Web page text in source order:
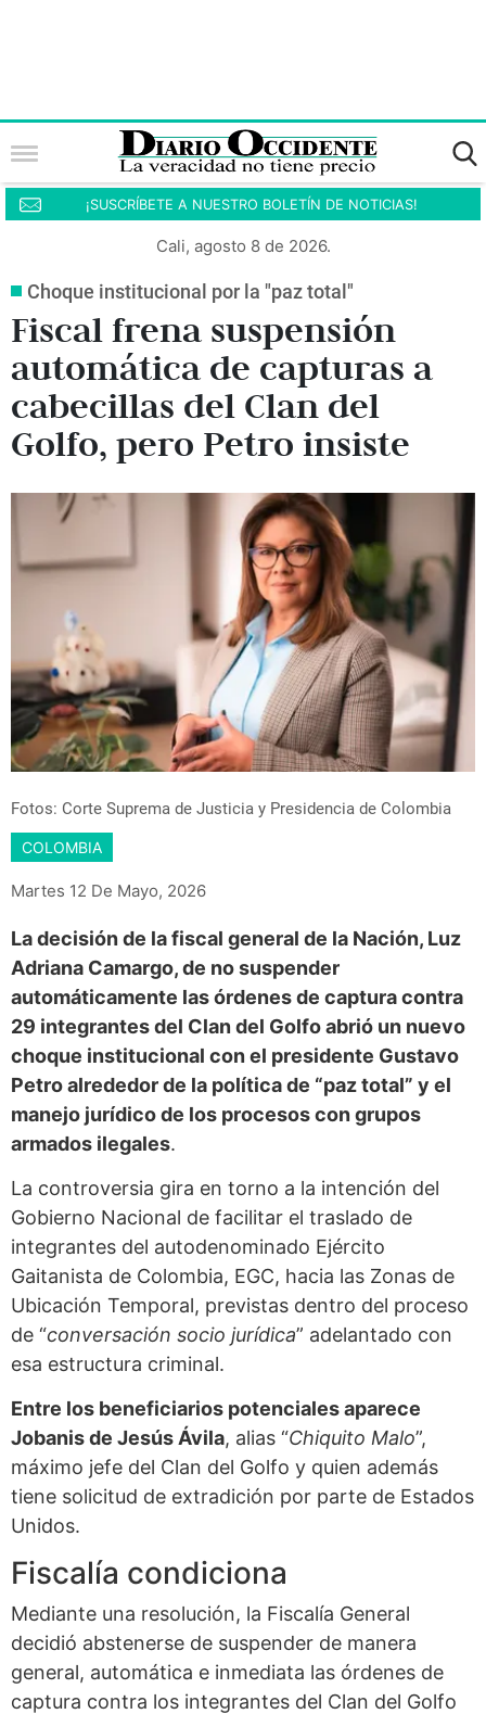
¡SUSCRÍBETE A NUESTRO BOLETÍN DE NOTICIAS!
Cali, agosto 8 de 2026.
Choque institucional por la "paz total"
Fiscal frena suspensión
automática de capturas a
cabecillas del Clan del
Golfo, pero Petro insiste
Fotos: Corte Suprema de Justicia y Presidencia de Colombia
COLOMBIA
Martes 12 De Mayo, 2026
La decisión de la fiscal general de la Nación, Luz
Adriana Camargo, de no suspender
automáticamente las órdenes de captura contra
29 integrantes del Clan del Golfo abrió un nuevo
choque institucional con el presidente Gustavo
Petro alrededor de la política de “paz total” y el
manejo jurídico de los procesos con grupos
armados ilegales.
La controversia gira en torno a la intención del
Gobierno Nacional de facilitar el traslado de
integrantes del autodenominado Ejército
Gaitanista de Colombia, EGC, hacia las Zonas de
Ubicación Temporal, previstas dentro del proceso
de “conversación socio jurídica” adelantado con
esa estructura criminal.
Entre los beneficiarios potenciales aparece
Jobanis de Jesús Ávila, alias “Chiquito Malo”,
máximo jefe del Clan del Golfo y quien además
tiene solicitud de extradición por parte de Estados
Unidos.
Fiscalía condiciona
Mediante una resolución, la Fiscalía General
decidió abstenerse de suspender de manera
general, automática e inmediata las órdenes de
captura contra los integrantes del Clan del Golfo